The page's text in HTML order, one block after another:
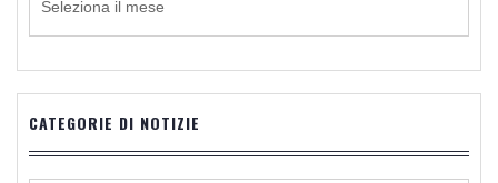
CATEGORIE DI NOTIZIE